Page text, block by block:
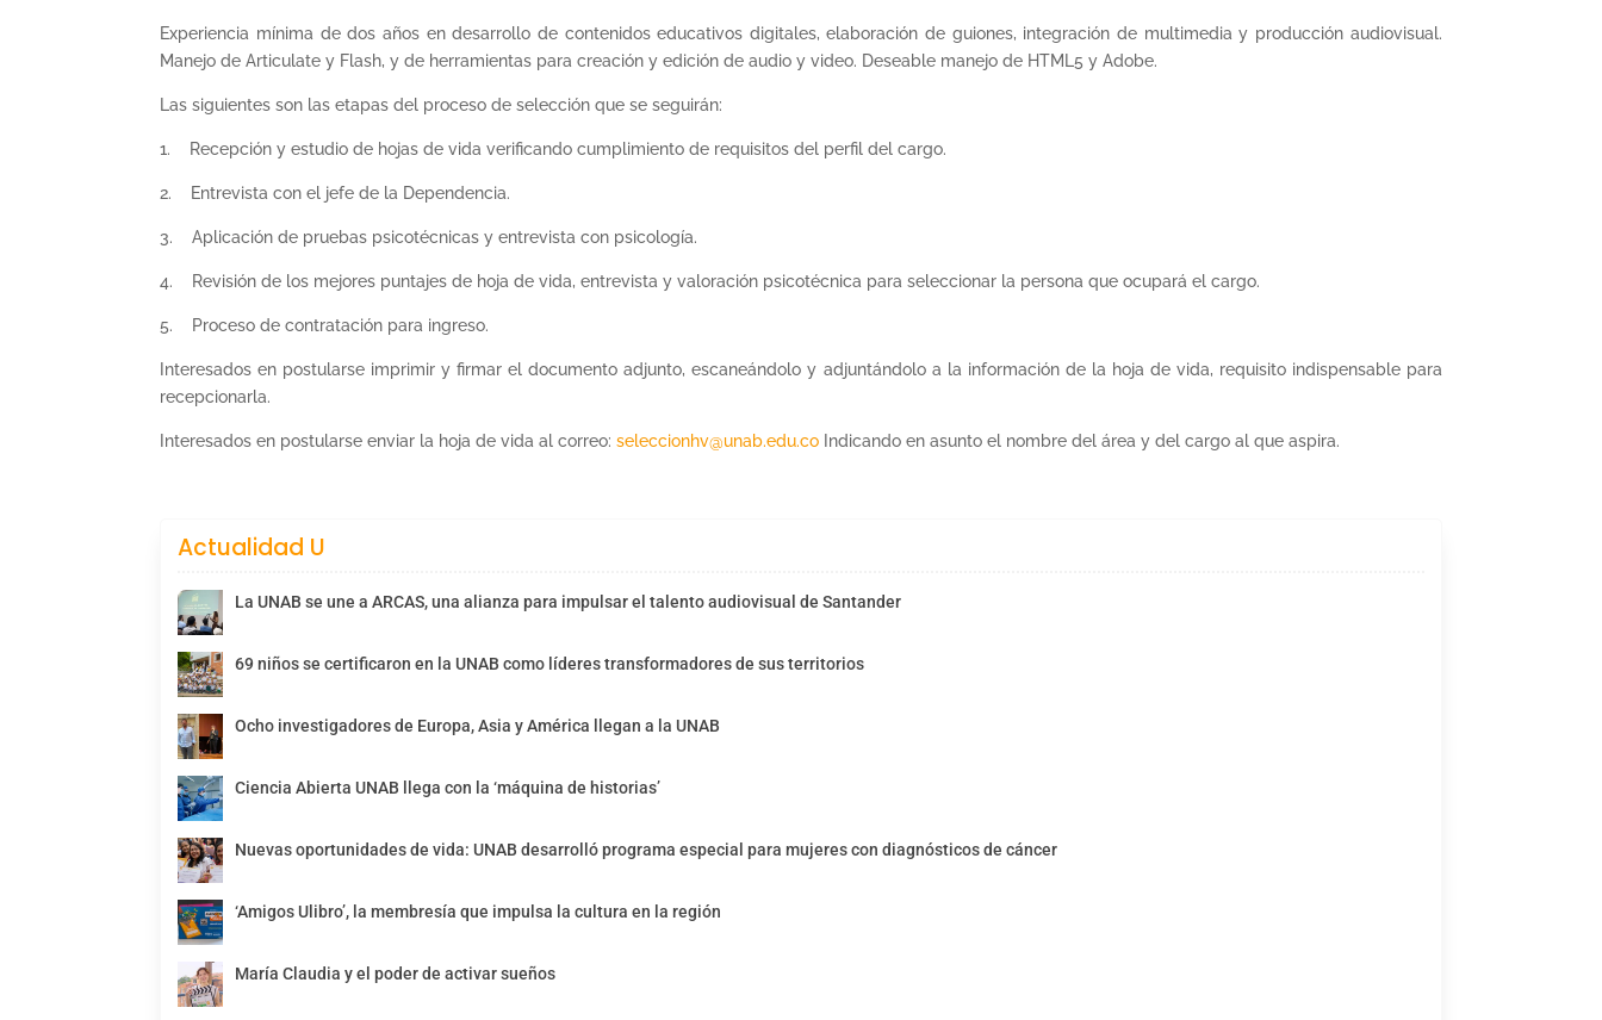
Experiencia mínima de dos años en desarrollo de contenidos educativos digitales, elaboración de guiones, integración de multimedia y producción audiovisual.
Manejo de Articulate y Flash, y de herramientas para creación y edición de audio y video. Deseable manejo de HTML5 y Adobe.
Las siguientes son las etapas del proceso de selección que se seguirán:
1. Recepción y estudio de hojas de vida verificando cumplimiento de requisitos del perfil del cargo.
2. Entrevista con el jefe de la Dependencia.
3. Aplicación de pruebas psicotécnicas y entrevista con psicología.
4. Revisión de los mejores puntajes de hoja de vida, entrevista y valoración psicotécnica para seleccionar la persona que ocupará el cargo.
5. Proceso de contratación para ingreso.
Interesados en postularse imprimir y firmar el documento adjunto, escaneándolo y adjuntándolo a la información de la hoja de vida, requisito indispensable para
recepcionarla.
Interesados en postularse enviar la hoja de vida al correo:seleccionhv@unab.edu.co Indicando en asunto el nombre del área y del cargo al que aspira.
Actualidad U
La UNAB se une a ARCAS, una alianza para impulsar el talento audiovisual de Santander
69 niños se certificaron en la UNAB como líderes transformadores de sus territorios
Ocho investigadores de Europa, Asia y América llegan a la UNAB
Ciencia Abierta UNAB llega con la ‘máquina de historias’
Nuevas oportunidades de vida: UNAB desarrolló programa especial para mujeres con diagnósticos de cáncer
‘Amigos Ulibro’, la membresía que impulsa la cultura en la región
María Claudia y el poder de activar sueños